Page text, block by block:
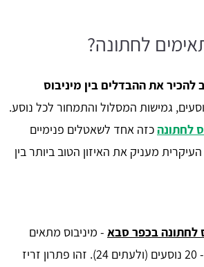
לחתונה?
להכיר את ההבדלים בין מיניבוס
גמישות המסלול והתמחור לכל נוסע.
לחתונהכזה אחד לשאטלים פנימיים
מעניק את האיזון הטוב ביותר בין
לחתונה בכפר סבא - מיניבוס מתאים
לקבוצות של 16 - 20 נוסעים (ולעתים 24). זהו פתרון זריז